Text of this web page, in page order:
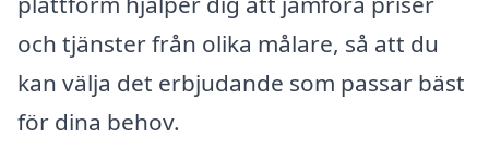
och tjänster från olika målare, så att du
kan välja det erbjudande som passar bäst
för dina behov.